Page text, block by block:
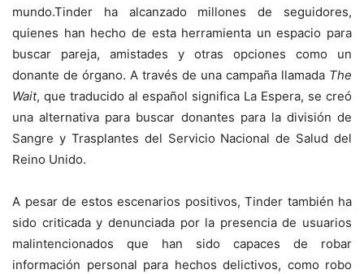
mundo.Tinder ha alcanzado millones de seguidores,
quienes han hecho de esta herramienta un espacio para
buscar pareja, amistades y otras opciones como un
donante de órgano. A través de una campaña llamada The
Wait, que traducido al español significa La Espera, se creó
una alternativa para buscar donantes para la división de
Sangre y Trasplantes del Servicio Nacional de Salud del
Reino Unido.
A pesar de estos escenarios positivos, Tinder también ha
sido criticada y denunciada por la presencia de usuarios
malintencionados que han sido capaces de robar
información personal para hechos delictivos, como robo